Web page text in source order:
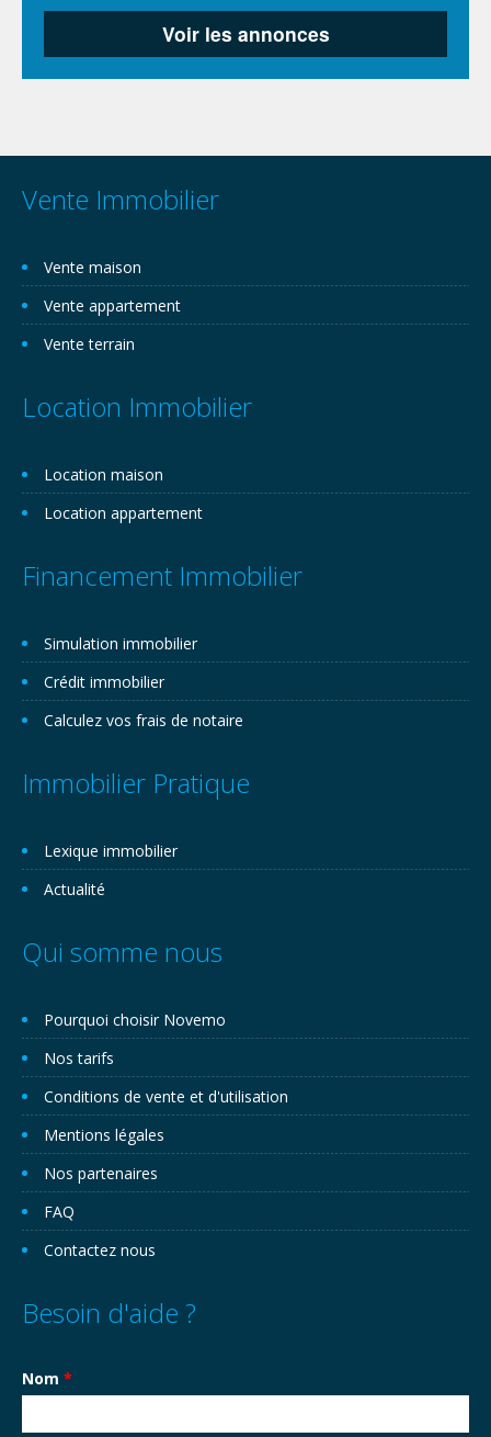
Vente Immobilier
Vente maison
Vente appartement
Vente terrain
Location Immobilier
Location maison
Location appartement
Financement Immobilier
Simulation immobilier
Crédit immobilier
Calculez vos frais de notaire
Immobilier Pratique
Lexique immobilier
Actualité
Qui somme nous
Pourquoi choisir Novemo
Nos tarifs
Conditions de vente et d'utilisation
Mentions légales
Nos partenaires
FAQ
Contactez nous
Besoin d'aide ?
Nom *